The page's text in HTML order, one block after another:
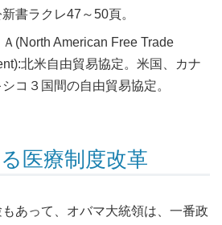
書ラクレ47～50頁。
Ａ(North American Free Trade
北米自由貿易協定。米国、カナ
コ３国間の自由貿易協定。
医療制度改革
あって、オバマ大統領は、一番政